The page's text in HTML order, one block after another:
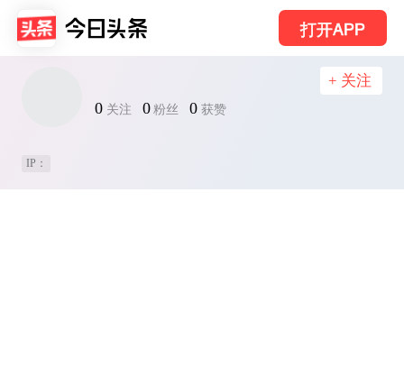
打开APP
0 关注 0 粉丝 0 获赞
+ 关注
IP：